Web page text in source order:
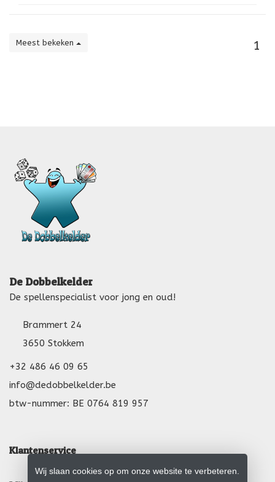
Meest bekeken 1
De Dobbelkelder
De spellenspecialist voor jong en oud!
Brammert 24
3650 Stokkem
+32 486 46 09 65
info@dedobbelkelder.be
btw-nummer: BE 0764 819 957
Klantenservice
Wij slaan cookies op om onze website te verbeteren.